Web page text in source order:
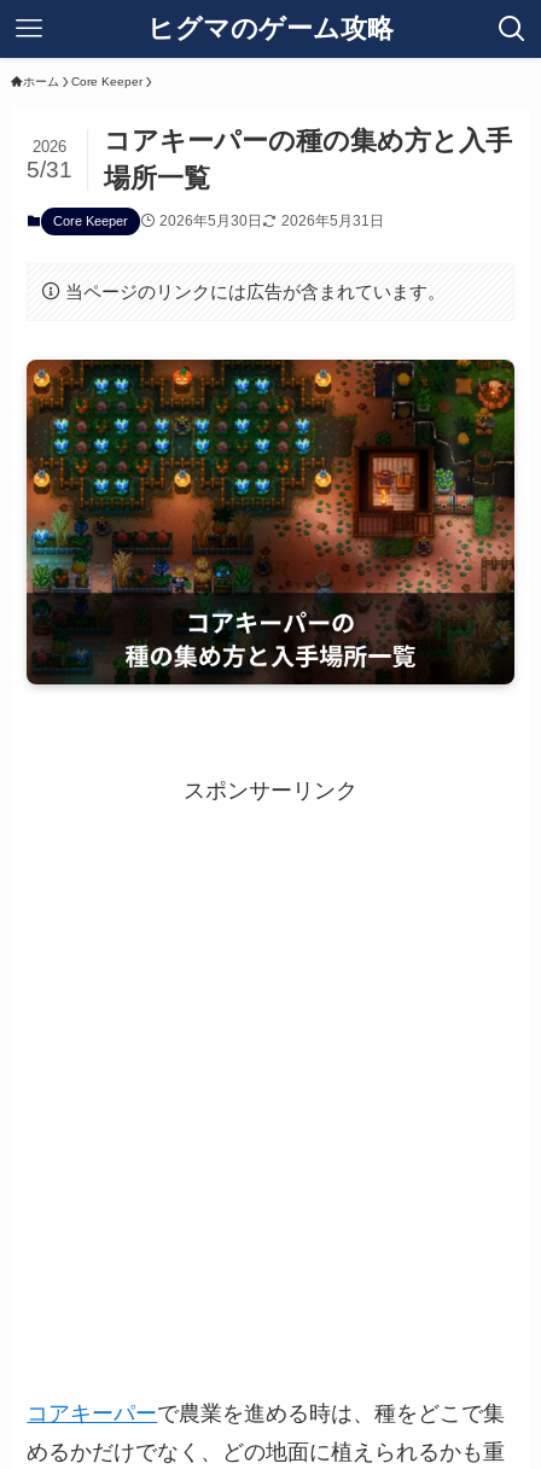
ヒグマのゲーム攻略
ホーム Core Keeper
コアキーパーの種の集め方と入手
場所一覧
2026
5/31
Core Keeper 2026年5月30日 2026年5月31日
当ページのリンクには広告が含まれています。
スポンサーリンク
コアキーパーで農業を進める時は、種をどこで集
めるかだけでなく、どの地面に植えられるかも重